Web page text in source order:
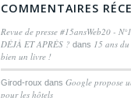
COMMENTAIRES
Revue de presse #15ansWeb20 -
DÉJÀ ET APRÈS ? dans 15 ans
bien un livre !
Girod-roux dansGoogle propose
pour les hôtels